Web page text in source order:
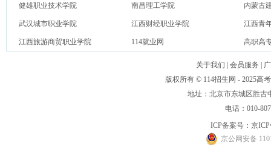
健雄职业技术学院 南昌理工学院 内蒙古
武汉城市职业学院 江西财经职业学院 江西青
江西旅游商贸职业学院 114就业网 高职高
关于我们 | 会员服务 |
版权所有 © 114招生网 - 2025高
地址：北京市东城区胜
电话：010-
ICP备案号： 京ICP
京公网安备